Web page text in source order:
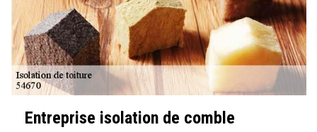
Entreprise isolation de comble